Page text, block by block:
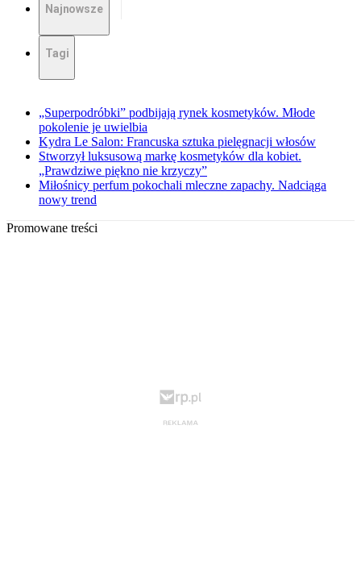
Najnowsze
Tagi
„Superpodróbki” podbijają rynek kosmetyków. Młode
pokolenie je uwielbia
Kydra Le Salon: Francuska sztuka pielęgnacji włosów
Stworzył luksusową markę kosmetyków dla kobiet.
„Prawdziwe piękno nie krzyczy”
Miłośnicy perfum pokochali mleczne zapachy. Nadciąga
nowy trend
Promowane treści